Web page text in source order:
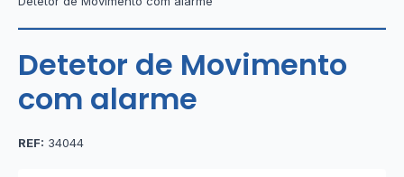
Detetor de Movimento
com alarme
REF: 34044